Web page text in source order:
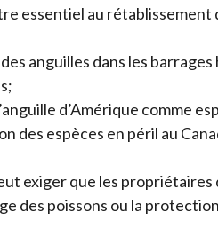
essentiel au
anguilles dans les
d’Amérique comme
des espèces en péril au
exiger que les
des poissons ou la